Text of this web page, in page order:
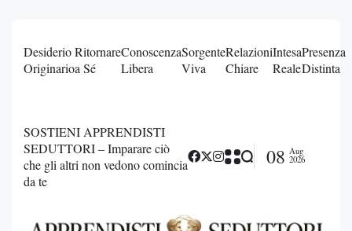
Desiderio
Originario
Ritornare
a Sé
Conoscenza
Libera
Sorgente
Viva
Relazioni
Chiare
Intesa
Reale
Presenza
Distinta
SOSTIENI APPRENDISTI
SEDUTTORI – Imparare ciò
che gli altri non vedono comincia
da te
08 Aug
2026